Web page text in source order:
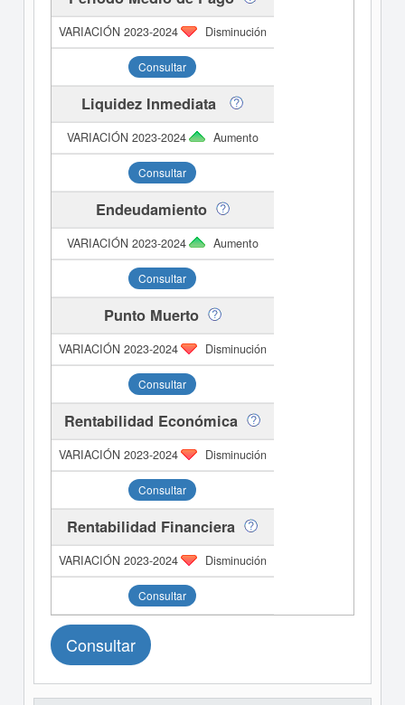
Disminución
Consultar
Liquidez Inmediata
Aumento
Consultar
Endeudamiento
Aumento
Consultar
Punto Muerto
Disminución
Consultar
Rentabilidad Económica
Disminución
Consultar
Rentabilidad Financiera
Disminución
Consultar
Consultar